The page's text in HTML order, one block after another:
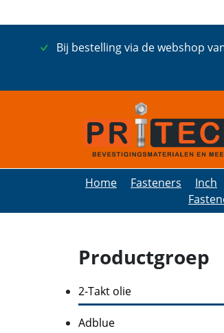
Bij bestelling via de webshop
Home Fasteners
Inch
Productgroep
2-Takt olie
Adblue